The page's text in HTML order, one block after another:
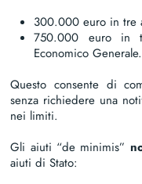
300.000 euro in tre
750.000 euro in
Economico Generale.
Questo consente di
senza richiedere una
nei limiti.
Gli aiuti “de minimis”
aiuti di Stato: